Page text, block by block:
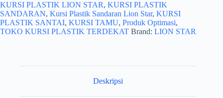
KURSI PLASTIK LION STAR, KURSI PLASTIK
SANDARAN, Kursi Plastik Sandaran Lion Star, KURSI
PLASTIK SANTAI, KURSI TAMU, Produk Optimasi,
TOKO KURSI PLASTIK TERDEKAT Brand: LION STAR
Deskripsi